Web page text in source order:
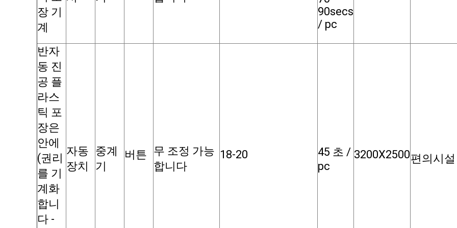
장 기
계
90secs
/ pc
반자
동 진
공 플
라스
틱 포
장은
안에
(권리
를 기
계화
합니
다 -
자동
장치
중계
기
버튼 무 조정 가능
합니다
18-20
45 초 /
pc
3200X2500편의시설